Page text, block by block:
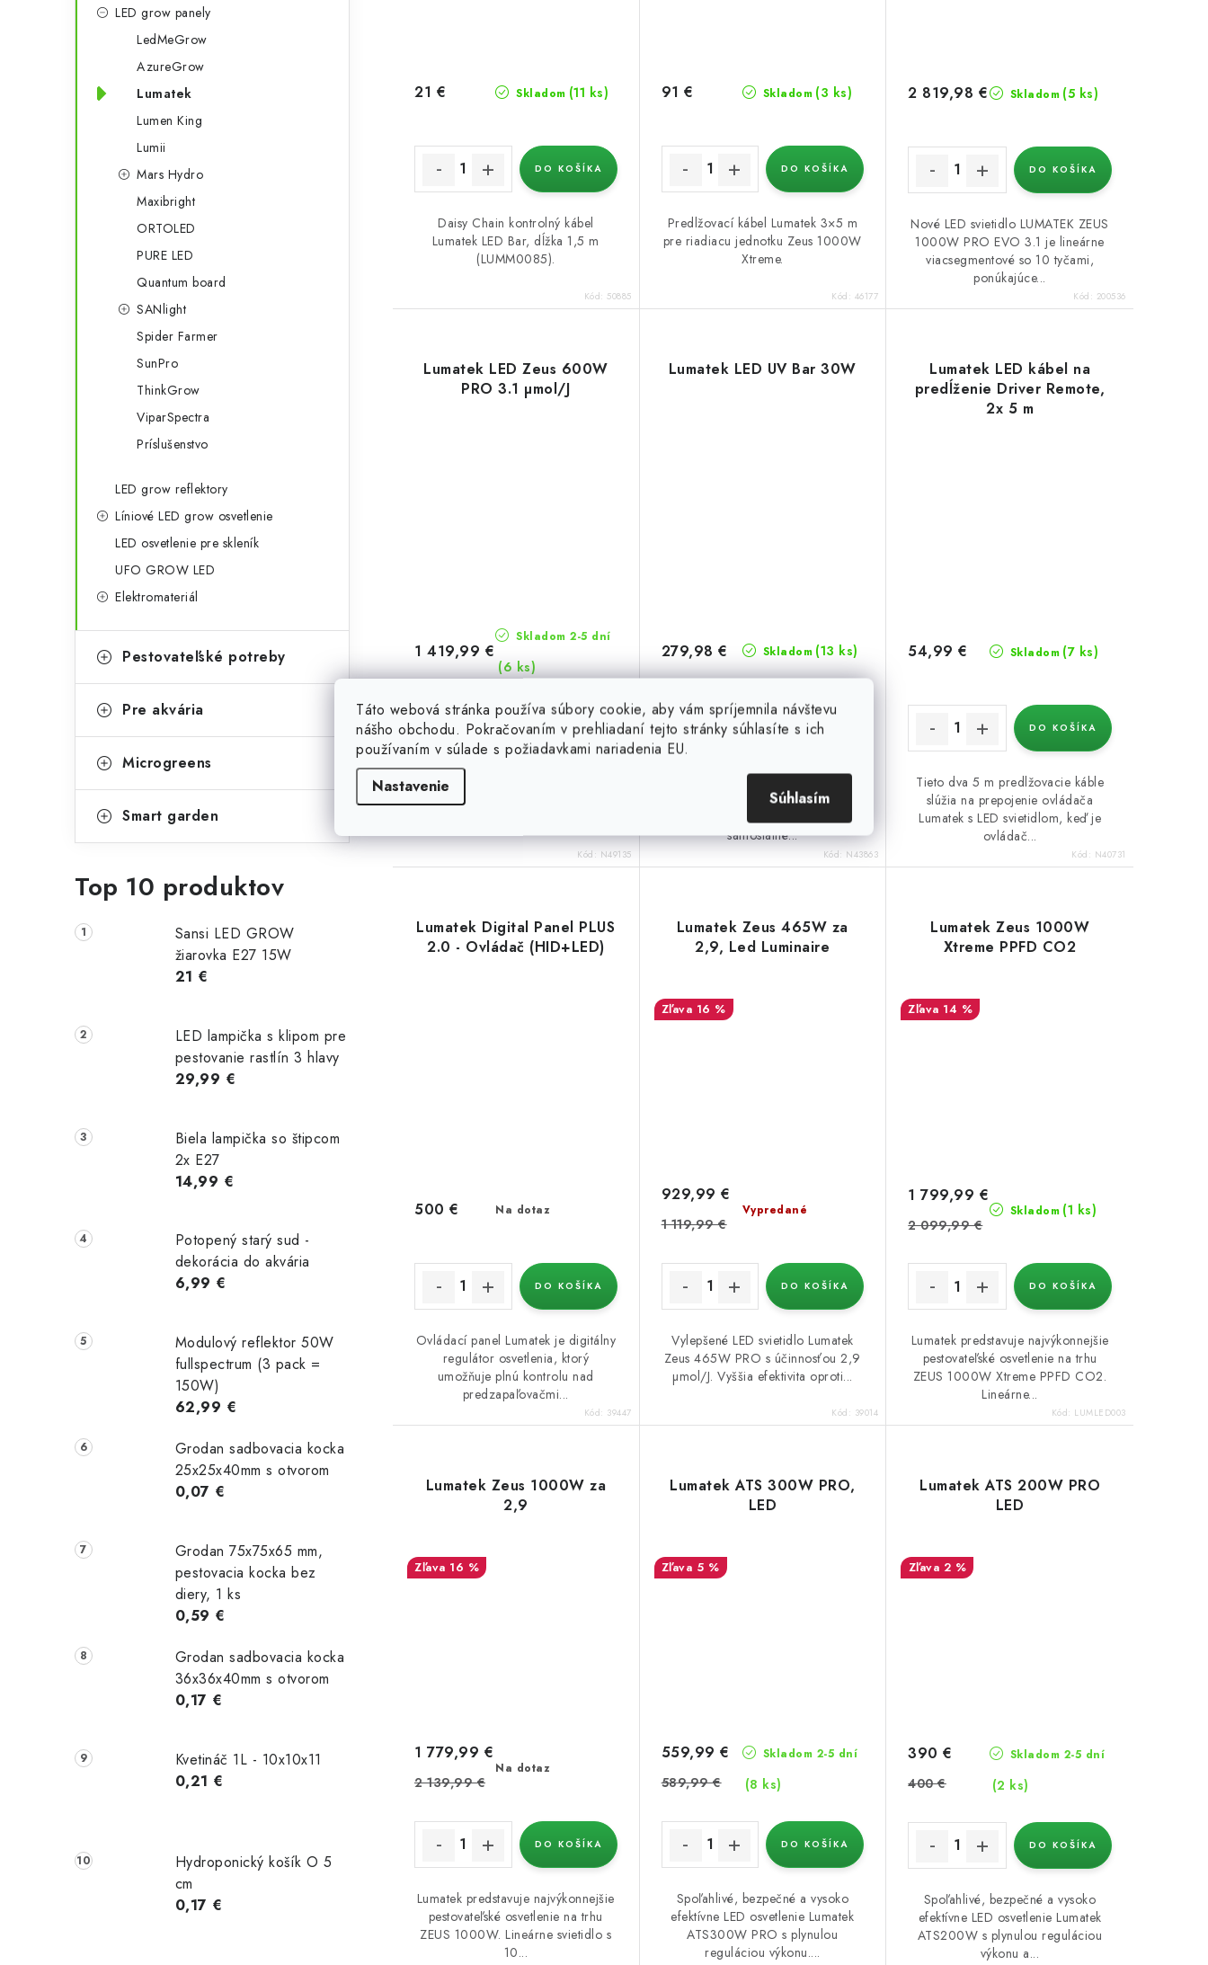
Táto webová stránka používa súbory cookie, aby vám spríjemnila návštevu
nášho obchodu. Pokračovaním v prehliadaní tejto stránky súhlasíte s ich
používaním v súlade s požiadavkami nariadenia EU.
Nastavenie
Súhlasím
LED grow panely
LedMeGrow
AzureGrow
Lumatek
Lumen King
Lumii
Mars Hydro
Maxibright
ORTOLED
PURE LED
Quantum board
SANlight
Spider Farmer
SunPro
ThinkGrow
ViparSpectra
Príslušenstvo
LED grow reflektory
Líniové LED grow osvetlenie
LED osvetlenie pre skleník
UFO GROW LED
Elektromateriál
Pestovateľské potreby
Pre akvária
Microgreens
Smart garden
Top 10 produktov
Sansi LED GROW
žiarovka E27 15W
21 €
LED lampička s klipom pre
pestovanie rastlín 3 hlavy
29,99 €
Biela lampička so štipcom
2x E27
14,99 €
Potopený starý sud -
dekorácia do akvária
6,99 €
Modulový reflektor 50W
fullspectrum (3 pack =
150W)
62,99 €
Grodan sadbovacia kocka
25x25x40mm s otvorom
0,07 €
Grodan 75x75x65 mm,
pestovacia kocka bez
diery, 1 ks
0,59 €
Grodan sadbovacia kocka
36x36x40mm s otvorom
0,17 €
Kvetináč 1L - 10x10x11
0,21 €
Hydroponický košík O 5
cm
0,17 €
Skladom (11 ks)
21 €
DO KOŠÍKA
Daisy Chain kontrolný kábel
Lumatek LED Bar, dĺžka 1,5 m
(LUMM0085).
Kód:50885
Skladom (3 ks)
91 €
DO KOŠÍKA
Predlžovací kábel Lumatek 3×5 m
pre riadiacu jednotku Zeus 1000W
Xtreme.
Kód: 46177
Skladom (5 ks)
2 819,98 €
DO KOŠÍKA
Nové LED svietidlo LUMATEK ZEUS
1000W PRO EVO 3.1 je lineárne
viacsegmentové so 10 tyčami,
ponúkajúce...
Kód: 200536
Lumatek LED Zeus 600W
PRO 3.1 µmol/J
Skladom 2-5 dní
(6 ks)
1 419,99 €
DO KOŠÍKA
Najnovšie LED svietidlo Lumatek
Zeus 600W PRO s účinnosťou 3,1
Kód: N49135
Lumatek LED UV Bar 30W
Skladom (13 ks)
279,98 €
DO KOŠÍKA
Lumatek 30W UV LED lišta je
navrhnutá na priame osadenie do
rámov Zeus alebo na použitie ako
samostatné...
Kód: N43863
Lumatek LED kábel na
predĺženie Driver Remote,
2x 5 m
Skladom (7 ks)
54,99 €
DO KOŠÍKA
Tieto dva 5 m predlžovacie káble
slúžia na prepojenie ovládača
Lumatek s LED svietidlom, keď je
ovládač...
Kód: N40731
Lumatek Digital Panel PLUS
2.0 - Ovládač (HID+LED)
Na dotaz
500 €
DO KOŠÍKA
Ovládací panel Lumatek je digitálny
regulátor osvetlenia, ktorý
umožňuje plnú kontrolu nad
predzapaľovačmi...
Kód: 39447
Lumatek Zeus 465W za
2,9, Led Luminaire
16 %
Vypredané
929,99 €
1 119,99 €
DO KOŠÍKA
Vylepšené LED svietidlo Lumatek
Zeus 465W PRO s účinnosťou 2,9
µmol/J. Vyššia efektivita oproti...
Kód: 39014
Lumatek Zeus 1000W
Xtreme PPFD CO2
14 %
Skladom (1 ks)
1 799,99 €
2 099,99 €
DO KOŠÍKA
Lumatek predstavuje najvýkonnejšie
pestovateľské osvetlenie na trhu
ZEUS 1000W Xtreme PPFD CO2.
Lineárne...
Kód: LUMLED003
Lumatek Zeus 1000W za
2,9
16 %
Na dotaz
1 779,99 €
2 139,99 €
DO KOŠÍKA
Lumatek predstavuje najvýkonnejšie
pestovateľské osvetlenie na trhu
ZEUS 1000W. Lineárne svietidlo s
10...
Lumatek ATS 300W PRO,
LED
5 %
Skladom 2-5 dní
(8 ks)
559,99 €
589,99 €
DO KOŠÍKA
Spoľahlivé, bezpečné a vysoko
efektívne LED osvetlenie Lumatek
ATS300W PRO s plynulou
reguláciou výkonu....
Lumatek ATS 200W PRO
LED
2 %
Skladom 2-5 dní
(2 ks)
390 €
400 €
DO KOŠÍKA
Spoľahlivé, bezpečné a vysoko
efektívne LED osvetlenie Lumatek
ATS200W s plynulou reguláciou
výkonu a...